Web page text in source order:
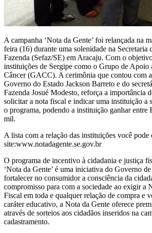
A campanha ‘Nota da Gente’ foi relançada na
feira (16) durante uma solenidade na Secretaria
Fazenda (Sefaz/SE) em Aracaju. Com o
instituições de Sergipe como o Grupo de Apoio
Câncer (GACC). A cerimônia que contou com
Governo do Estado Jackson Barreto e do
Fazenda Josué Modesto, reforça a importância
solicitar a nota fiscal e indicar uma instituição a
o programa, podendo a instituição ganhar entre
mil.
A lista com a relação das instituições você pode
site:www.notadagente.se.gov.br
O programa de incentivo à cidadania e justiça
‘Nota da Gente’ é uma iniciativa do Governo
fortalecer no consumidor a consciência da
compromisso para com a sociedade ao exigir a
Fiscal em toda e qualquer relação de compra e
caráter educativo, a Nota da Gente oferece
através de sorteios aos cidadãos inseridos na
cadastramento.